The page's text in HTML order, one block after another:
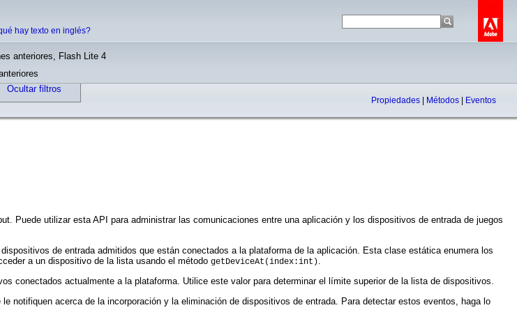
hay texto en inglés?
anteriores, Flash Lite 4
Ocultar filtros
Propiedades Métodos Eventos
Puede utilizar esta API para administrar las comunicaciones entre una aplicación y los dispositivos de entrada de juegos
de entrada admitidos que están conectados a la plataforma de la aplicación. Esta clase estática enumera los
a un dispositivo de la lista usando el método getDeviceAt(index:int).
conectados actualmente a la plataforma. Utilice este valor para determinar el límite superior de la lista de dispositivos.
notifiquen acerca de la incorporación y la eliminación de dispositivos de entrada. Para detectar estos eventos, haga lo